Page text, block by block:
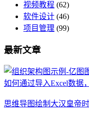
视频教程 (62)
软件设计 (46)
项目管理 (99)
最新文章
如何通过导入Excel数据
思维导图绘制大汉皇帝